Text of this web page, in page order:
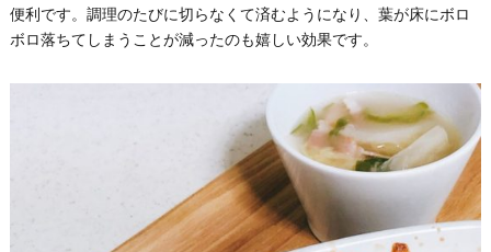
便利です。調理のたびに切らなくて済むようになり、葉が床にボロ
ボロ落ちてしまうことが減ったのも嬉しい効果です。